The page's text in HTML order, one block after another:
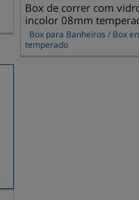
Box de correr com
incolor 08mm
canto
Box para Banheiros / Box
temperado